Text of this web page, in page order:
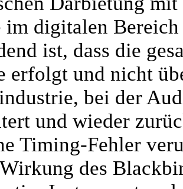
im digitalen
ist, dass die
erfolgt und nicht
bei der
und wieder
Timing-Fehler
des